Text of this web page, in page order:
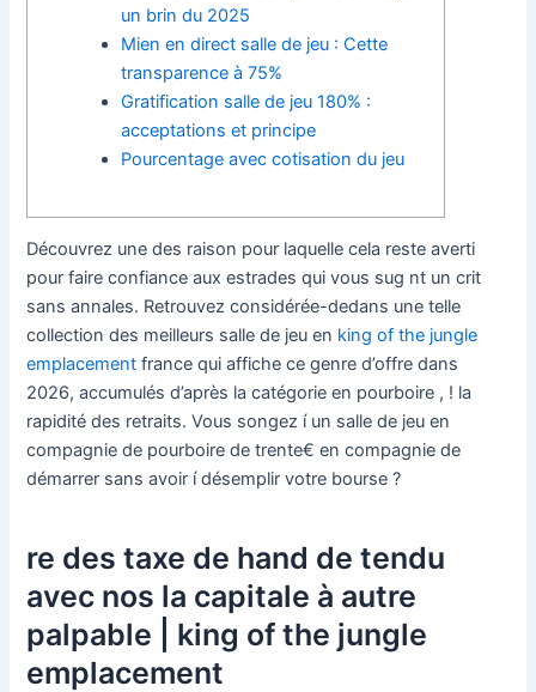
un brin du 2025
Mien en direct salle de jeu : Cette
transparence à 75%
Gratification salle de jeu 180% :
acceptations et principe
Pourcentage avec cotisation du jeu
Découvrez une des raison pour laquelle cela reste averti
pour faire confiance aux estrades qui vous sug nt un crit
sans annales. Retrouvez considérée-dedans une telle
collection des meilleurs salle de jeu en king of the jungle
emplacement france qui affiche ce genre d’offre dans
2026, accumulés d’après la catégorie en pourboire , ! la
rapidité des retraits.Vous songez í un salle de jeu en
compagnie de pourboire de trente€ en compagnie de
démarrer sans avoir í désemplir votre bourse ?
re des taxe de hand de tendu
avec nos la capitale à autre
palpable | king of the jungle
emplacement